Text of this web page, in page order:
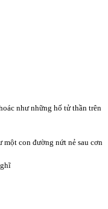
như những hố tử thần trên
một con đường nứt nẻ sau cơn